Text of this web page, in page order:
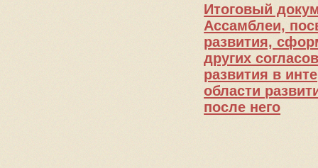
Итоговый
Ассамблеи,
развития,
других
развития в
области
после него